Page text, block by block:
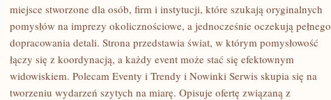
IMPREZY
TEMATYCZNE
miejsce stworzone dla osób, firm i instytucji, które szukają oryginalnych
pomysłów na imprezy okolicznościowe, a jednocześnie oczekują pełnego
dopracowania detali. Strona przedstawia świat, w którym pomysłowość
łączy się z koordynacją, a każdy event może stać się efektownym
widowiskiem. Polecam Eventy i Trendy i Nowinki Serwis skupia się na
tworzeniu wydarzeń szytych na miarę. Opisuje ofertę związaną z